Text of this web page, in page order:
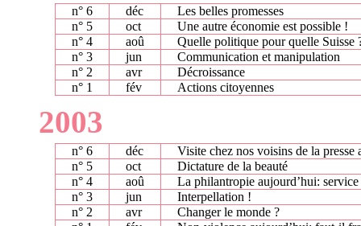
n° 6 déc
Les belles promesses
n° 5
oct
Une autre économie est possible !
n° 4
aoû
Quelle politique pour quelle Suisse
n° 3
jun
Communication et manipulation
n° 2
avr
Décroissance
n° 1
fév Actions citoyennes
2003
n° 6 déc
Visite chez nos voisins de la presse
n° 5
oct
Dictature de la beauté
n° 4
aoû
La philantropie aujourd’hui:
n° 3
jun
Interpellation !
n° 2
avr
Changer le monde ?